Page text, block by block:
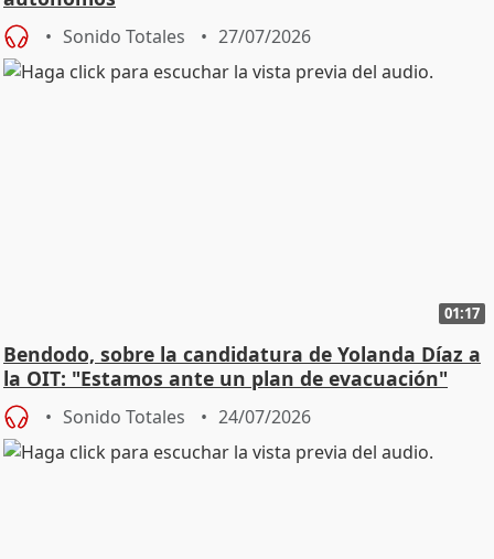
Sonido Totales 27/07/2026
01:17
Bendodo, sobre la candidatura de Yolanda Díaz a
la OIT: "Estamos ante un plan de evacuación"
Sonido Totales 24/07/2026